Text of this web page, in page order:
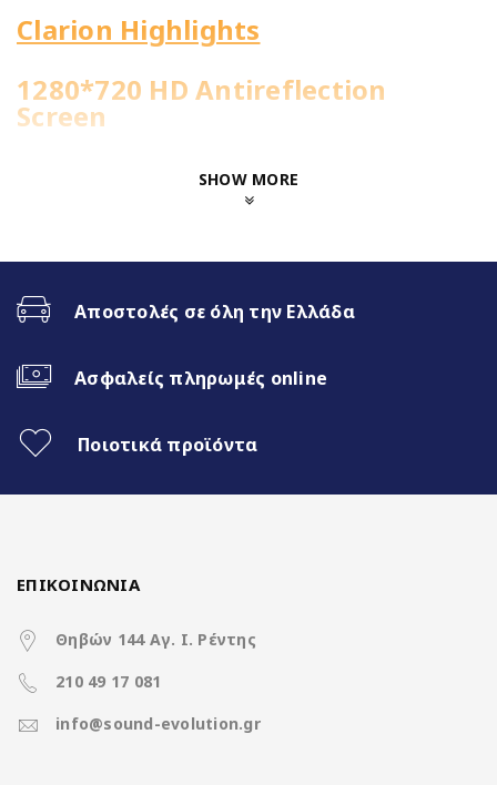
Clarion Highlights
1280*720 HD Antireflection
Screen
4Core@1.51GHz | 2+32GB
Fast Boot 1 sec
Ασύρματο CarPlay & Ασύρματο
Android Auto
32Band EQ
Operation System
Rockchip RK3066 4Core A35
SHOW MORE
Αποστολές σε όλη την Ελλάδα
Ασφαλείς πληρωμές online
Ποιοτικά προϊόντα
ΕΠΙΚΟΙΝΩΝΙΑ
Θηβών 144 Αγ. Ι. Ρέντης
210 49 17 081
info@sound-evolution.gr